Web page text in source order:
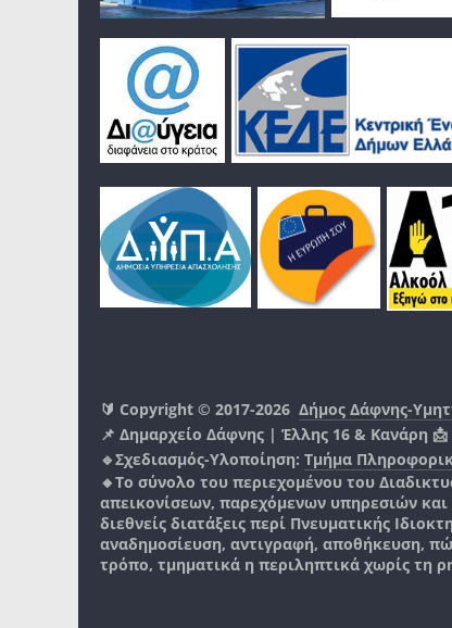
🔰 Copyright © 2017-2026 Δήμος Δάφνης-
📌 Δημαρχείο Δάφνης | Έλλης 16 & Κανάρη 📩
🔹Σχεδιασμός-Υλοποίηση: Τμήμα
🔸Το σύνολο του περιεχομένου του
απεικονίσεων, παρεχόμενων υπηρεσιών και
διεθνείς διατάξεις περί Πνευματικής
αναδημοσίευση, αντιγραφή, αποθήκευση,
τρόπο, τμηματικά η περιληπτικά χωρίς τη